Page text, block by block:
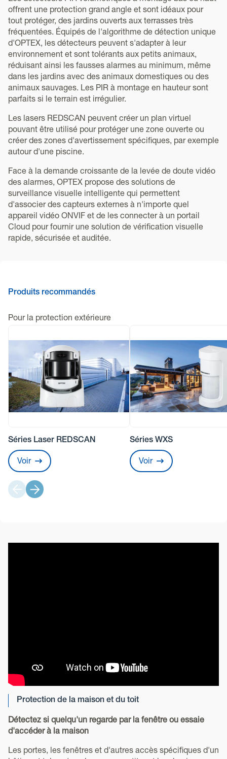
offrent une protection grand angle et sont idéaux pour
tout protéger, des jardins ouverts aux terrasses très
fréquentées. Équipés de l'algorithme de détection unique
d'OPTEX, les détecteurs peuvent s'adapter à leur
environnement et sont tolérants aux petits animaux,
réduisant ainsi les fausses alarmes au minimum, même
dans les jardins avec des animaux domestiques ou des
animaux sauvages. Les PIR à montage en hauteur sont
parfaits si le terrain est irrégulier.
Les lasers REDSCAN peuvent créer un plan virtuel
pouvant être utilisé pour protéger une zone ouverte ou
créer des zones d'avertissement spécifiques, par exemple
autour d'une piscine.
Face à la demande croissante de la levée de doute vidéo
des alarmes, OPTEX propose des solutions de
surveillance visuelle intelligente qui permettent
d'associer des capteurs externes à n'importe quel
appareil vidéo ONVIF et de les connecter à un portail
Cloud pour fournir une solution de vérification visuelle
rapide, sécurisée et auditée.
Produits recommandés
Pour la protection extérieure
Séries Laser REDSCAN
Voir
Séries WXS
Voir
Protection de la maison et du toit
Détectez si quelqu'un regarde par la fenêtre ou essaie
d'accéder à la maison
Les portes, les fenêtres et d'autres accès spécifiques d'un